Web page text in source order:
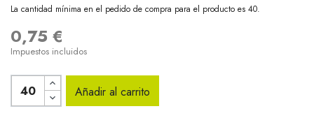
La cantidad mínima en el pedido de compra para el producto es 40.
0,75 €
Impuestos incluidos
Añadir al carrito